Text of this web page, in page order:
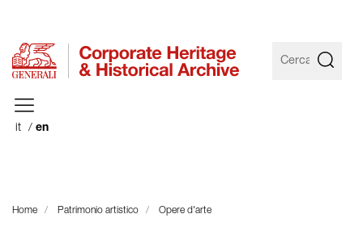
it en
Home Patrimonio artistico Opere d'arte